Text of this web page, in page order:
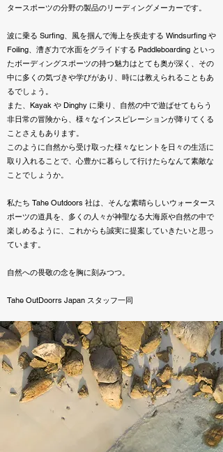
タースポーツの分野の製品のリーディングメーカーです。
波に乗る Surfing、風を掴んで海上を疾走する Windsurfing や
Foiling、漕ぎ力で水面をグライドする Paddleboarding といっ
たボーディングスポーツの持つ魅力はとても奥が深く、その
中に多くの気づきや学びがあり、時には教えられることもあ
るでしょう。
また、Kayak や Dinghy に乗り、自然の中で遊ばせてもらう
非日常の冒険から、様々なインスピレーションが降りてくる
ことさえもあります。
このように自然から受け取った様々なヒントを日々の生活に
取り入れることで、心豊かに暮らして行けたらなんて素敵な
ことでしょうか。
私たち Tahe Outdoors 社は、そんな素晴らしいウォータース
ポーツの道具を、多くの人々が神聖なる大海原や自然の中で
楽しめるように、これからも誠実に提案していきたいと思っ
ています。
自然への畏敬の念を胸に刻みつつ。
Tahe OutDoorrs Japan スタッフ一同